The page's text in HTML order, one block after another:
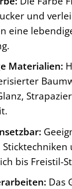
und
eine
Materialien:
bis Freistil-
Das